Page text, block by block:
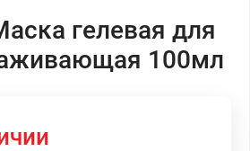
гелевая для
100мл